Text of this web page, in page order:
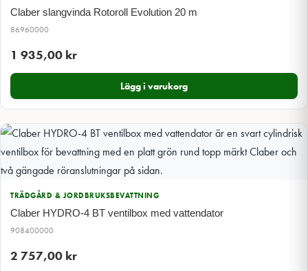
Claber slangvinda Rotoroll Evolution 20 m
86960000
1 935,00 kr
Lägg i varukorg
TRÄDGÅRD & JORDBRUKSBEVATTNING
Claber HYDRO-4 BT ventilbox med vattendator
908400000
2 757,00 kr